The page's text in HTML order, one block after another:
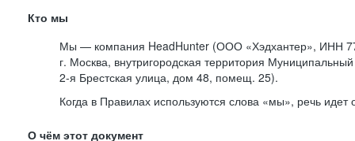
Кто мы
Мы — компания HeadHunter (ООО «Хэдхантер», ИНН
г. Москва, внутригородская территория Муниципальный
2-я Брестская улица, дом 48, помещ. 25).
Когда в Правилах используются слова «мы», речь
О чём этот документ